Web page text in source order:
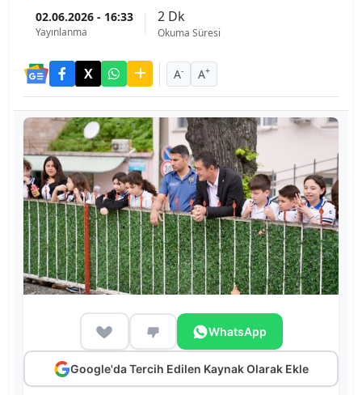
02.06.2026 - 16:33
Yayınlanma
2 Dk
Okuma Süresi
A- A+
WhatsApp
Google'da Tercih Edilen Kaynak Olarak Ekle